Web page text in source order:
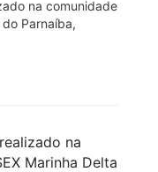
na comunidade
do Parnaíba,
na
Marinha Delta